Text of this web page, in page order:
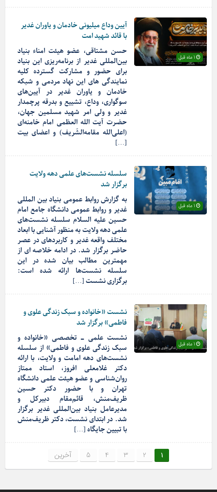
آیین وداع میلیونی خادمان و یاوران غدیر
با قائد شهید امت
حسن مشتاقی، عضو هیئت امناء بنیاد
بین‌المللی غدیر از برنامه‌ریزی این بنیاد
برای حضور و مشارکت گسترده کلیه
نمایندگی های این نهاد مردمی و شبکه
خادمان و یاوران غدیر در آیین‌های
سوگواری، وداع، تشییع و بدرقه پرچمدار
غدیر و ولی امر شهید مسلمین جهان،
حضرت آیت الله العظمی امام خامنه‌ای
(اعلی‌الله مقامه‌الشّریف) و اعضای بیت
[…]
سلسله نشست‌های علمی دهه ولایت
برگزار شد
به گزارش روابط عمومی بنیاد بین المللی
غدیر و روابط عمومی دانشگاه جامع امام
حسین علیه السلام سلسله نشست‌های
علمی دهه ولایت به منظور آشنایی با ابعاد
مختلف واقعه غدیر و کاربردهای در عصر
حاضر برگزار شد. در ادامه خلاصه ای از
مهمترین مطالب بیان شده در این
سلسله نشست‌ها ارائه شده است:
برگزاری نشست […]
نشست «خانواده و سبک زندگی علوی و
فاطمی» برگزار شد
نشست علمی ـ تخصصی «خانواده و
سبک زندگی علوی و فاطمی» از سلسله
نشست‌های دهه امامت و ولایت، با ارائه
دکتر غلامعلی افروز، استاد ممتاز
روان‌شناسی و عضو هیئت علمی دانشگاه
تهران و با حضور دکتر حسین
ظریف‌منش، قائم‌مقام دبیرکل و
مدیرعامل بنیاد بین‌المللی غدیر برگزار
شد. در ابتدای نشست، دکتر ظریف‌منش
با تبیین جایگاه […]
1
2
3
4
5 آخرین